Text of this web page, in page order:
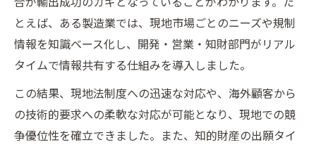
とえば、ある製造業では、現地市場ごとのニーズや規制
情報を知識ベース化し、開発・営業・知財部門がリアル
タイムで情報共有する仕組みを導入しました。
この結果、現地法制度への迅速な対応や、海外顧客から
の技術的要求への柔軟な対応が可能となり、現地での競
争優位性を確立できました。また、知的財産の出願タイ